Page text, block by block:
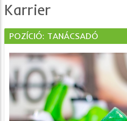
Karrier
POZÍCIÓ: TANÁCSADÓ